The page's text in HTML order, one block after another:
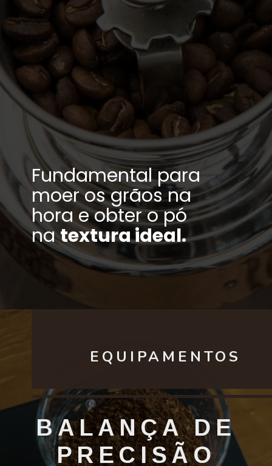
Fundamental para
moer os grãos na
hora e obter o pó
natextura ideal.
EQUIPAMENTOS
BALANÇA DE
PRECISÃO